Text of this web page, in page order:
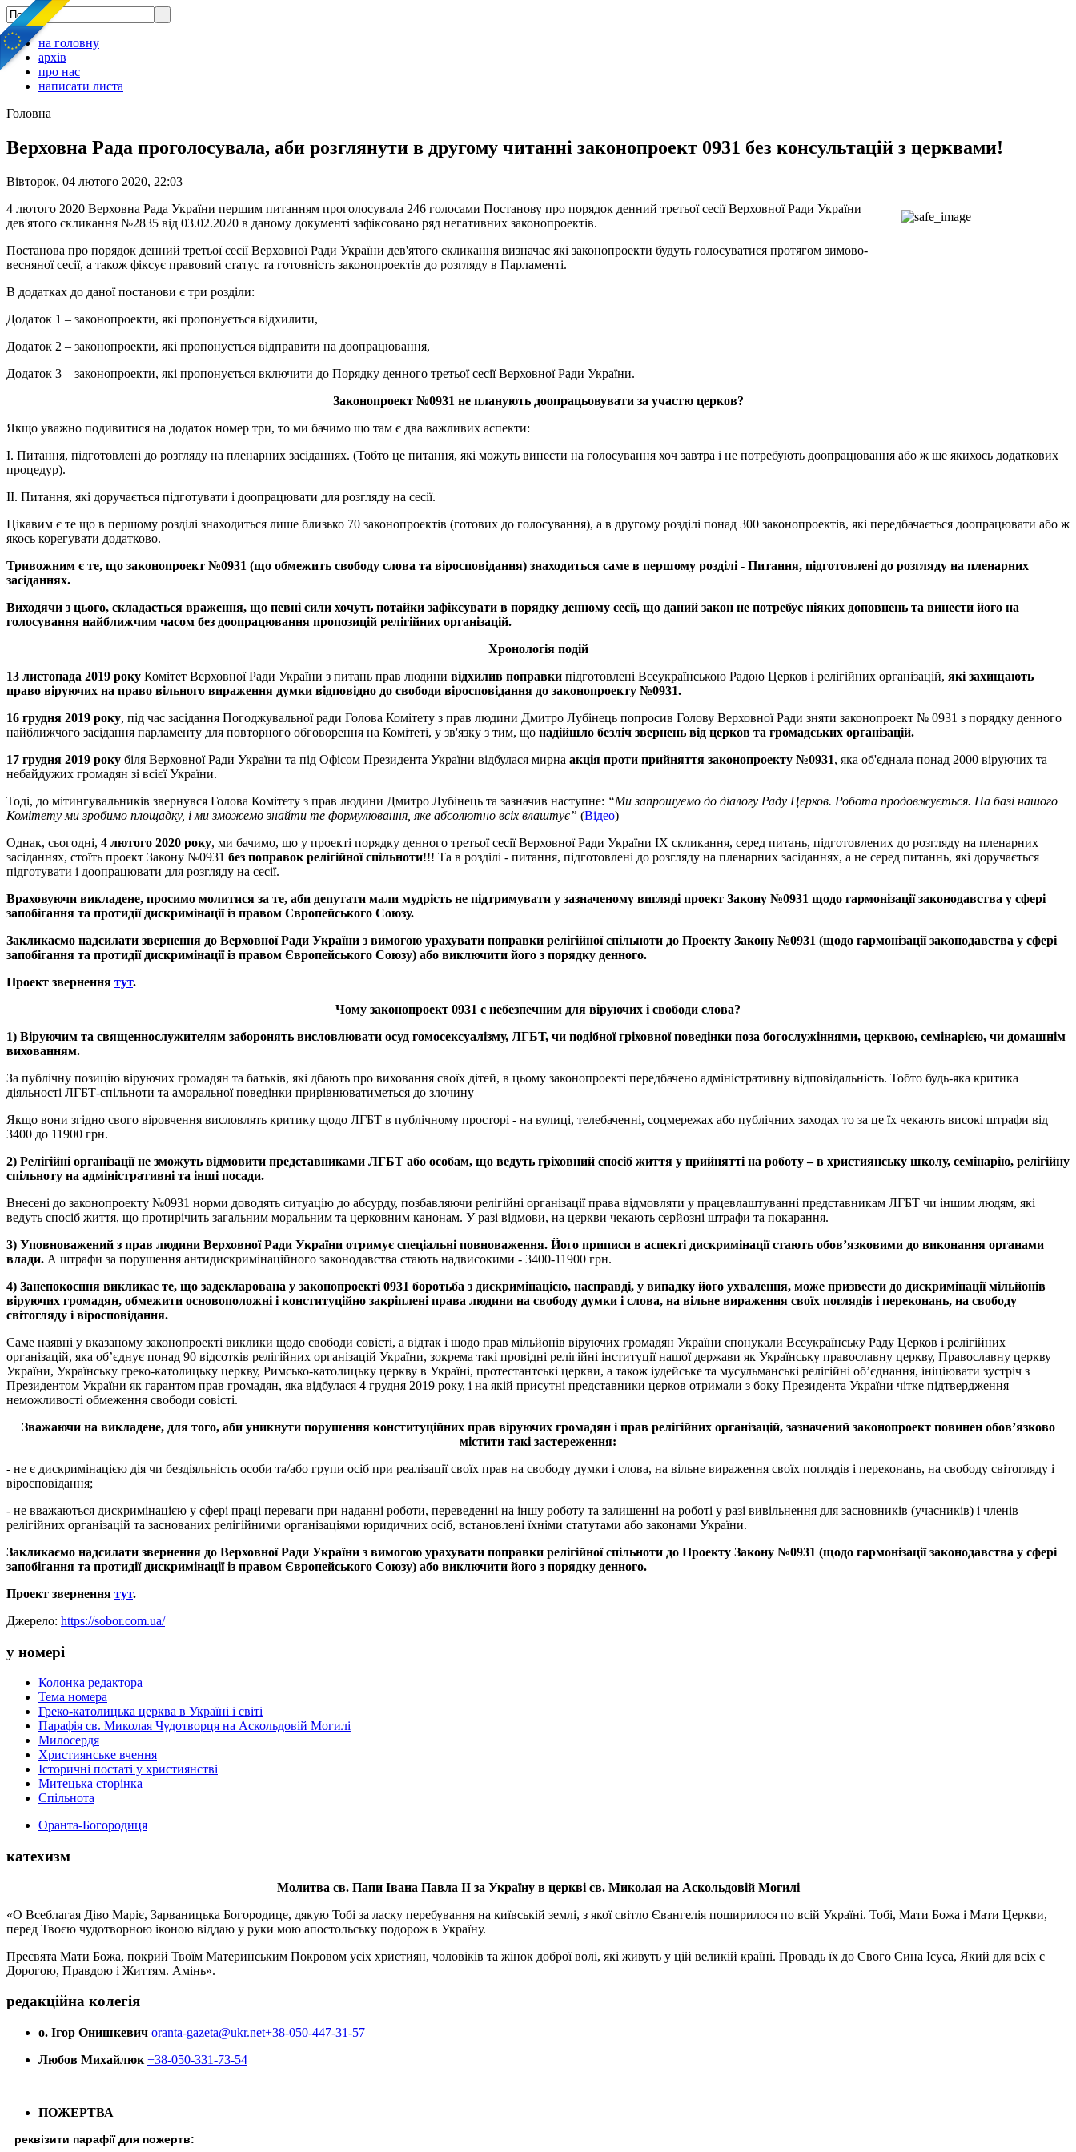
на головну
архів
про нас
написати листа
Головна
Верховна Рада проголосувала, аби розглянути в другому читанні законопроект 0931 без консультацій з церквами!
Вівторок, 04 лютого 2020, 22:03
4 лютого 2020 Верховна Рада України першим питанням проголосувала 246 голосами Постанову про порядок денний третьої сесії Верховної Ради України
дев'ятого скликання №2835 від 03.02.2020 в даному документі зафіксовано ряд негативних законопроектів.
Постанова про порядок денний третьої сесії Верховної Ради України дев'ятого скликання визначає які законопроекти будуть голосуватися протягом зимово-
весняної сесії, а також фіксує правовий статус та готовність законопроектів до розгляду в Парламенті.
В додатках до даної постанови є три розділи:
Додаток 1 – законопроекти, які пропонується відхилити,
Додаток 2 – законопроекти, які пропонується відправити на доопрацювання,
Додаток 3 – законопроекти, які пропонується включити до Порядку денного третьої сесії Верховної Ради України.
Законопроект №0931 не планують доопрацьовувати за участю церков?
Якщо уважно подивитися на додаток номер три, то ми бачимо що там є два важливих аспекти:
І. Питання, підготовлені до розгляду на пленарних засіданнях. (Тобто це питання, які можуть винести на голосування хоч завтра і не потребують доопрацювання або ж ще якихось додаткових
процедур).
ІІ. Питання, які доручається підготувати і доопрацювати для розгляду на сесії.
Цікавим є те що в першому розділі знаходиться лише близько 70 законопроектів (готових до голосування), а в другому розділі понад 300 законопроектів, які передбачається доопрацювати або ж
якось корегувати додатково.
Тривожним є те, що законопроект №0931 (що обмежить свободу слова та віросповідання) знаходиться саме в першому розділі - Питання, підготовлені до розгляду на пленарних
засіданнях.
Виходячи з цього, складається враження, що певні сили хочуть потайки зафіксувати в порядку денному сесії, що даний закон не потребує ніяких доповнень та винести його на
голосування найближчим часом без доопрацювання пропозицій релігійних організацій.
Хронологія подій
13 листопада 2019 року Комітет Верховної Ради України з питань прав людини відхилив поправки підготовлені Всеукраїнською Радою Церков і релігійних організацій, які захищають
право віруючих на право вільного вираження думки відповідно до свободи віросповідання до законопроекту №0931.
16 грудня 2019 року, під час засідання Погоджувальної ради Голова Комітету з прав людини Дмитро Лубінець попросив Голову Верховної Ради зняти законопроект № 0931 з порядку денного
найближчого засідання парламенту для повторного обговорення на Комітеті, у зв'язку з тим, що надійшло безліч звернень від церков та громадських організацій.
17 грудня 2019 року біля Верховної Ради України та під Офісом Президента України відбулася мирна акція проти прийняття законопроекту №0931, яка об'єднала понад 2000 віруючих та
небайдужих громадян зі всієї України.
Тоді, до мітингувальників звернувся Голова Комітету з прав людини Дмитро Лубінець та зазначив наступне: “Ми запрошуємо до діалогу Раду Церков. Робота продовжується. На базі нашого
Комітету ми зробимо площадку, і ми зможемо знайти те формулювання яке абсолютно всіх влаштує” (Відео)
Однак, сьогодні, 4 лютого 2020 року, ми бачимо, що у проекті порядку денного третьої сесії Верховної Ради України ІХ скликання, серед питань, підготовлених до розгляду на пленарних
засіданнях, стоїть проект Закону №0931 без поправок релігійної спільноти!!! Та в розділі - питання, підготовлені до розгляду на пленарних засіданнях, а не серед питаннь, які доручається
підготувати і доопрацювати для розгляду на сесії.
Враховуючи викладене, просимо молитися за те, аби депутати мали мудрість не підтримувати у зазначеному вигляді проект Закону №0931 щодо гармонізації законодавства у сфері
запобігання та протидії дискримінації із правом Європейського Союзу.
Закликаємо надсилати звернення до Верховної Ради України з вимогою урахувати поправки релігійної спільноти до Проекту Закону №0931 (щодо гармонізації законодавства у сфері
запобігання та протидії дискримінації із правом Європейського Союзу) або виключити його з порядку денного.
Проект звернення тут.
Чому законопроект 0931 є небезпечним для віруючих і свободи слова?
1) Віруючим та священнослужителям заборонять висловлювати осуд гомосексуалізму, ЛГБТ, чи подібної гріховної поведінки поза богослужіннями, церквою, семінарією, чи домашнім
вихованням.
За публічну позицію віруючих громадян та батьків, які дбають про виховання своїх дітей, в цьому законопроекті передбачено адміністративну відповідальність. Тобто будь-яка критика
діяльності ЛГБТ-спільноти та аморальної поведінки прирівнюватиметься до злочину
Якщо вони згідно свого віровчення висловлять критику щодо ЛГБТ в публічному просторі - на вулиці, телебаченні, соцмережах або публічних заходах то за це їх чекають високі штрафи від
3400 до 11900 грн.
2) Релігійні організації не зможуть відмовити представниками ЛГБТ або особам, що ведуть гріховний спосіб життя у прийнятті на роботу – в християнську школу, семінарію, релігійну
спільноту на адміністративні та інші посади.
Внесені до законопроекту №0931 норми доводять ситуацію до абсурду, позбавляючи релігійні організації права відмовляти у працевлаштуванні представникам ЛГБТ чи іншим людям, які
ведуть спосіб життя, що протирічить загальним моральним та церковним канонам. У разі відмови, на церкви чекають серйозні штрафи та покарання.
3) Уповноважений з прав людини Верховної Ради України отримує спеціальні повноваження. Його приписи в аспекті дискримінації стають обов’язковими до виконання органами
влади. А штрафи за порушення антидискримінаційного законодавства стають надвисокими - 3400-11900 грн.
4) Занепокоєння викликає те, що задекларована у законопроекті 0931 боротьба з дискримінацією, насправді, у випадку його ухвалення, може призвести до дискримінації мільйонів
віруючих громадян, обмежити основоположні і конституційно закріплені права людини на свободу думки і слова, на вільне вираження своїх поглядів і переконань, на свободу
світогляду і віросповідання.
Саме наявні у вказаному законопроекті виклики щодо свободи совісті, а відтак і щодо прав мільйонів віруючих громадян України спонукали Всеукраїнську Раду Церков і релігійних
організацій, яка об’єднує понад 90 відсотків релігійних організацій України, зокрема такі провідні релігійні інституції нашої держави як Українську православну церкву, Православну церкву
України, Українську греко-католицьку церкву, Римсько-католицьку церкву в Україні, протестантські церкви, а також іудейське та мусульманські релігійні об’єднання, ініціювати зустріч з
Президентом України як гарантом прав громадян, яка відбулася 4 грудня 2019 року, і на якій присутні представники церков отримали з боку Президента України чітке підтвердження
неможливості обмеження свободи совісті.
Зважаючи на викладене, для того, аби уникнути порушення конституційних прав віруючих громадян і прав релігійних організацій, зазначений законопроект повинен обов’язково
містити такі застереження:
- не є дискримінацією дія чи бездіяльність особи та/або групи осіб при реалізації своїх прав на свободу думки і слова, на вільне вираження своїх поглядів і переконань, на свободу світогляду і
віросповідання;
- не вважаються дискримінацією у сфері праці переваги при наданні роботи, переведенні на іншу роботу та залишенні на роботі у разі вивільнення для засновників (учасників) і членів
релігійних організацій та заснованих релігійними організаціями юридичних осіб, встановлені їхніми статутами або законами України.
Закликаємо надсилати звернення до Верховної Ради України з вимогою урахувати поправки релігійної спільноти до Проекту Закону №0931 (щодо гармонізації законодавства у сфері
запобігання та протидії дискримінації із правом Європейського Союзу) або виключити його з порядку денного.
Проект звернення тут.
Джерело: https://sobor.com.ua/
у номері
Колонка редактора
Тема номера
Греко-католицька церква в Україні і світі
Парафія св. Миколая Чудотворця на Аскольдовій Могилі
Милосердя
Християнське вчення
Історичні постаті у християнстві
Митецька сторінка
Спільнота
Оранта-Богородиця
катехизм
Молитва св. Папи Івана Павла ІІ за Україну в церкві св. Миколая на Аскольдовій Могилі
«О Всеблагая Діво Маріє, Зарваницька Богородице, дякую Тобі за ласку перебування на київській землі, з якої світло Євангелія поширилося по всій Україні. Тобі, Мати Божа і Мати Церкви,
перед Твоєю чудотворною іконою віддаю у руки мою апостольську подорож в Україну.
Пресвята Мати Божа, покрий Твоїм Материнським Покровом усіх християн, чоловіків та жінок доброї волі, які живуть у цій великій країні. Провадь їх до Свого Сина Ісуса, Який для всіх є
Дорогою, Правдою і Життям. Амінь».
редакційна колегія
о. Ігор Онишкевич oranta-gazeta@ukr.net+38-050-447-31-57
Любов Михайлюк +38-050-331-73-54
ПОЖЕРТВА
реквізити парафії для пожертв: